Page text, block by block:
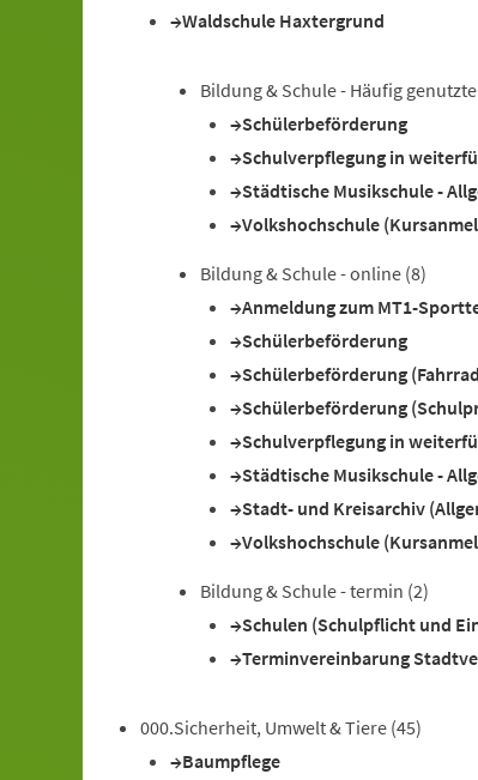
Waldschule Haxtergrund
Bildung & Schule - Häufig
Schülerbeförderung
Schulverpflegung in
Städtische Musikschule -
Volkshochschule
Bildung & Schule - online (8)
Anmeldung zum MT1-
Schülerbeförderung
Schülerbeförderung
Schülerbeförderung
Schulverpflegung in
Städtische Musikschule -
Stadt- und Kreisarchiv
Volkshochschule
Bildung & Schule - termin (2)
Schulen (Schulpflicht und
Terminvereinbarung
000.Sicherheit, Umwelt & Tiere (45)
Baumpflege